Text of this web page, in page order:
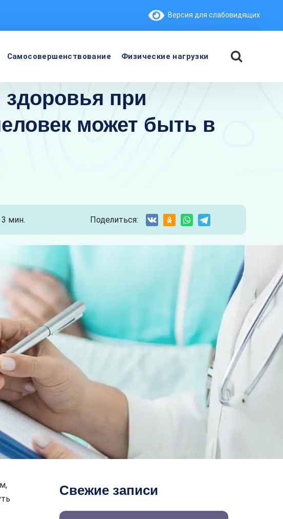
Версия для слабовидящих
Самосовершенствование Физические нагрузки
при
может быть в
3 мин. Поделиться:
Свежие записи